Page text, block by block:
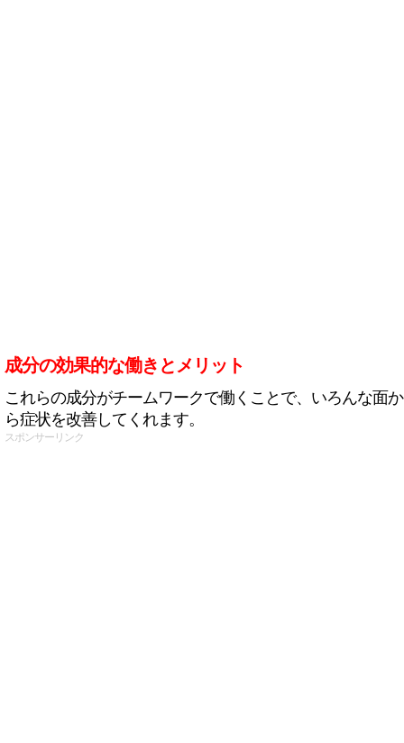
成分の効果的な働きとメリット
これらの成分がチームワークで働くことで、いろんな面か
ら症状を改善してくれます。
スポンサーリンク